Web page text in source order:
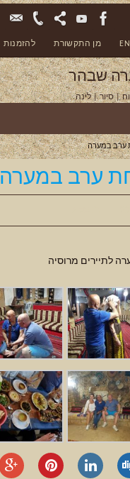
מן התקשורת להזמנות
שבהר
| סיור | לינה
ערב במערה
ערב במערה
לתיירים מרוסיה